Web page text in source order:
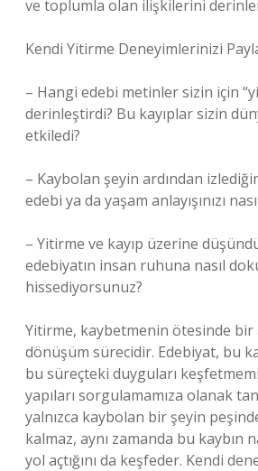
ve toplumla olan ilişkilerini
Kendi Yitirme Deneyimlerinizi
– Hangi edebi metinler sizin için
derinleştirdi? Bu kayıplar sizin
etkiledi?
– Kaybolan şeyin ardından
edebi ya da yaşam anlayışınızı
– Yitirme ve kayıp üzerine
edebiyatın insan ruhuna nasıl
hissediyorsunuz?
Yitirme, kaybetmenin ötesinde bir
dönüşüm sürecidir. Edebiyat, bu
bu süreçteki duyguları
yapıları sorgulamamıza olanak
yalnızca kaybolan bir şeyin
kalmaz, aynı zamanda bu kaybın
yol açtığını da keşfeder. Kendi